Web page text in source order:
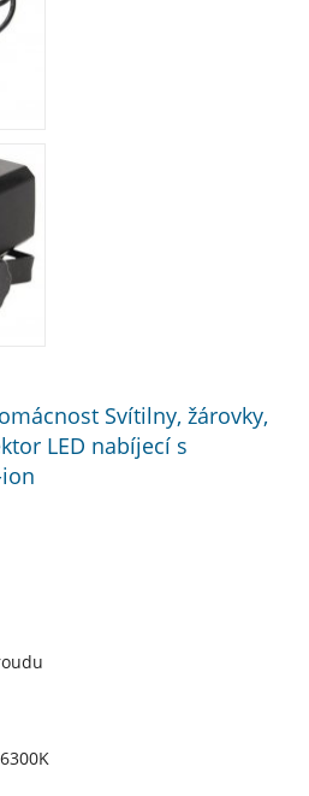
Svítilny, žárovky,
LED nabíjecí s